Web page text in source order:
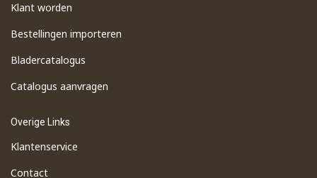
Klant worden
Bestellingen importeren
​Bladercatalogus
​Catalogus aanvragen
Overige Links
Klantenservice
Contact